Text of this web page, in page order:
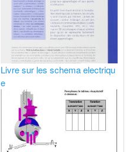
Livre sur les schema electriqu
e